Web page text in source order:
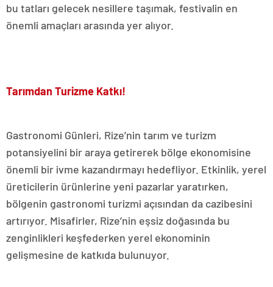
bu tatları gelecek nesillere taşımak, festivalin en
önemli amaçları arasında yer alıyor.
Tarımdan Turizme Katkı!
Gastronomi Günleri, Rize’nin tarım ve turizm
potansiyelini bir araya getirerek bölge ekonomisine
önemli bir ivme kazandırmayı hedefliyor. Etkinlik, yerel
üreticilerin ürünlerine yeni pazarlar yaratırken,
bölgenin gastronomi turizmi açısından da cazibesini
artırıyor. Misafirler, Rize’nin eşsiz doğasında bu
zenginlikleri keşfederken yerel ekonominin
gelişmesine de katkıda bulunuyor.